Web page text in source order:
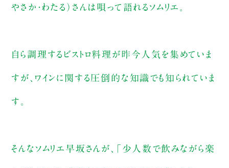
やさか・わたる）さんは唄って語れるソムリエ。
自ら調理するビストロ料理が昨今人気を集めていま
すが、ワインに関する圧倒的な知識でも知られていま
す。
そんなソムリエ早坂さんが、「少人数で飲みながら楽